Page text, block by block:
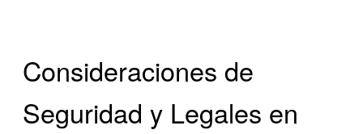
Consideraciones de
Seguridad y Legales en